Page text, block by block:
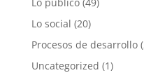
Lo público(49)
Lo social (20)
Procesos de desarrollo
Uncategorized (1)